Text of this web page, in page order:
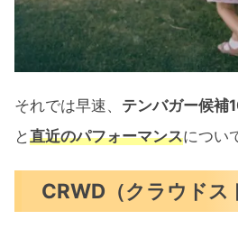
それでは早速、 テンバガー候補
と直近のパフォーマンスについ
CRWD（クラウドス